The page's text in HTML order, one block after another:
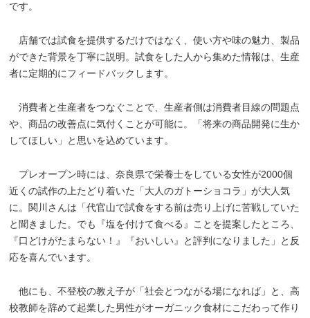
です。
店舗では試食を提供するだけではなく、使い方や味の魅力、製品
ができた背景を丁寧に説明。試食をした人から集めた情報は、生産
者に定期的にフィードバックします。
消費者と生産者をつなぐことで、生産者側は消費者目線の問題点
や、商品の改善点に気付くことが可能に。「将来の商品開発に生か
してほしい」と思いを込めています。
プレオープン時には、奈良県で栄養士をしている女性が2000個
近くの試作の上たどり着いた「大人のガトーショコラ」が大人気
に。関川さんは「代官山で試食をする前は売り上げに苦戦していた
と聞きました。でも『塩を付けて食べる』ことを提案したところ、
『口どけがたまらない！』『おいしい』と評判になりました」と反
応を喜んでいます。
他にも、不登校の教え子が「社会とつながる場になれば」と、高
校教師を辞めて起業した男性がオーガニック食材にこだわって作り